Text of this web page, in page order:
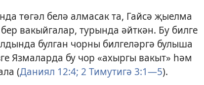
төгәл белә алмасак та, Гайсә җыелма
вакыйгалар, турында әйткән. Бу билге
булган чорны билгеләргә булыша
Язмаларда бу чор «ахыргы вакыт» һәм
(Даниял 12:4; 2 Тимутигә 3:1—5).